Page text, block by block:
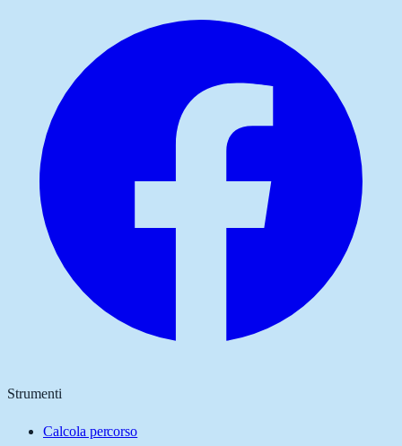
Strumenti
Calcola percorso